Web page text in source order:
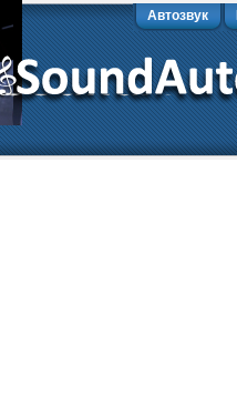
Автозвук